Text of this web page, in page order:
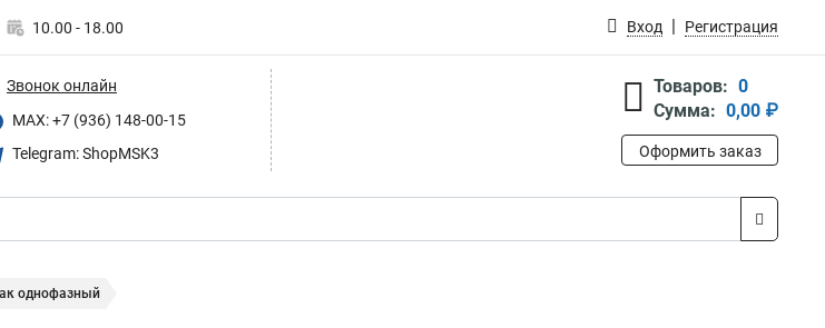
10.00 - 18.00 Вход Регистрация
Звонок онлайн
MAX: +7 (936) 148-00-15
Telegram: ShopMSK3
Товаров: 0
Сумма: 0,00 ₽
Оформить заказ
однофазный